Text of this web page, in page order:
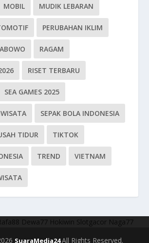
MOBIL MUDIK LEBARAN
PERUBAHAN IKLIM
RAGAM
RISET TERBARU
SEA GAMES 2025
SEPAK BOLA INDONESIA
TIDUR TIKTOK
TREND VIETNAM
Dewa77 Hokiwin Slotgacor Naga77
SuaraMedia24All Rights Reserved.